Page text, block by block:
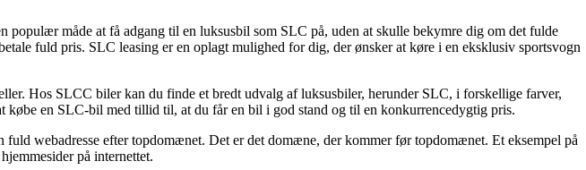
måde at få adgang til en luksusbil som SLC på, uden at skulle bekymre dig om det fulde
fuld pris. SLC leasing er en oplagt mulighed for dig, der ønsker at køre i en eksklusiv sportsvogn
Hos SLCC biler kan du finde et bredt udvalg af luksusbiler, herunder SLC, i forskellige farver,
en SLC-bil med tillid til, at du får en bil i god stand og til en konkurrencedygtig pris.
webadresse efter topdomænet. Det er det domæne, der kommer før topdomænet. Et eksempel på
på internettet.